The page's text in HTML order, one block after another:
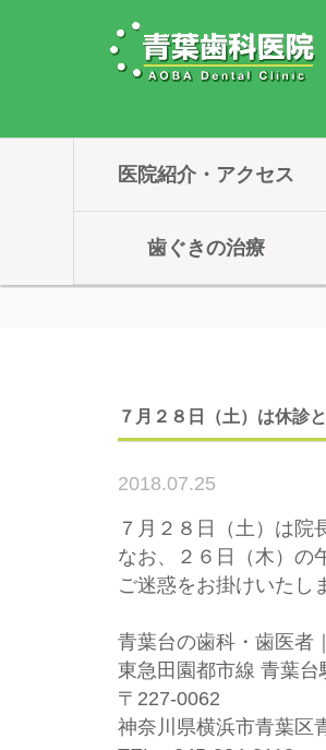
医院紹介・アクセス
歯ぐきの治療
７月２８日（土）は休診
2018.07.25
７月２８日（土）は院
なお、２６日（木）の
ご迷惑をお掛けいたし
青葉台の歯科・歯医者
東急田園都市線 青葉
〒227-0062
神奈川県横浜市青葉区